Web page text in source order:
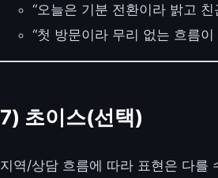
“오늘은 기분 전환이라 밝고
“첫 방문이라 무리 없는 흐름이
7) 초이스(선택)
지역/상담 흐름에 따라 표현은 다를